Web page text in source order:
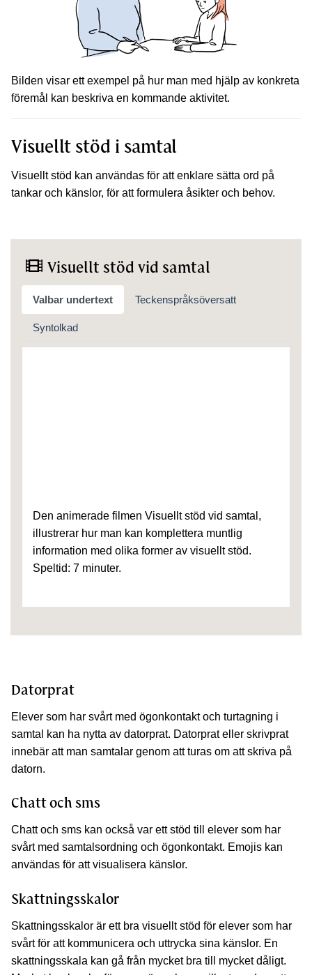
Bilden visar ett exempel på hur man med hjälp av konkreta
föremål kan beskriva en kommande aktivitet.
Visuellt stöd i samtal
Visuellt stöd kan användas för att enklare sätta ord på
tankar och känslor, för att formulera åsikter och behov.
Visuellt stöd vid samtal
Valbar undertext Teckenspråksöversatt
Syntolkad
Den animerade filmen Visuellt stöd vid samtal,
illustrerar hur man kan komplettera muntlig
information med olika former av visuellt stöd.
Speltid: 7 minuter.
Datorprat
Elever som har svårt med ögonkontakt och turtagning i
samtal kan ha nytta av datorprat. Datorprat eller skrivprat
innebär att man samtalar genom att turas om att skriva på
datorn.
Chatt och sms
Chatt och sms kan också var ett stöd till elever som har
svårt med samtalsordning och ögonkontakt. Emojis kan
användas för att visualisera känslor.
Skattningsskalor
Skattningsskalor är ett bra visuellt stöd för elever som har
svårt för att kommunicera och uttrycka sina känslor. En
skattningsskala kan gå från mycket bra till mycket dåligt.